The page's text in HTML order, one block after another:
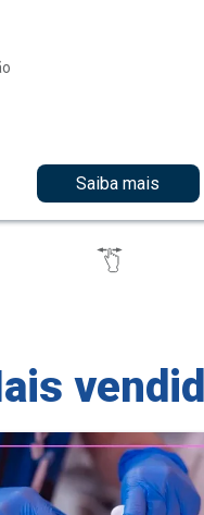
Saiba mais